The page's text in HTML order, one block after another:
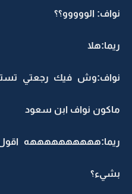
نواف: الووووو؟؟
ريما:هلا
نواف:وش فيك رجعتي
ماكون نواف ابن سعود
ريما:ههههههههههه اقول
بشيء؟